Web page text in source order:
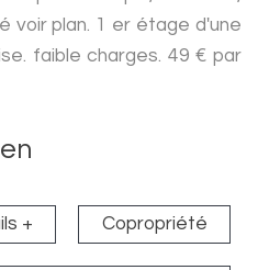
voir plan. 1 er étage d'une
faible charges. 49 € par
+ Copropriété